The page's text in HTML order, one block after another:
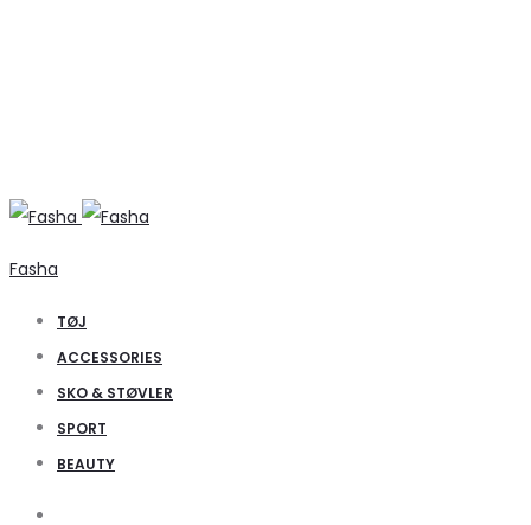
Fasha
TØJ
ACCESSORIES
SKO & STØVLER
SPORT
BEAUTY